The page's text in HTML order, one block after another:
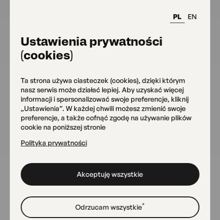
PL EN
Ustawienia prywatności
(cookies)
Ta strona używa ciasteczek (cookies), dzięki którym
nasz serwis może działać lepiej. Aby uzyskać więcej
informacji i spersonalizować swoje preferencje, kliknij
„Ustawienia”. W każdej chwili możesz zmienić swoje
preferencje, a także cofnąć zgodę na używanie plików
cookie na poniższej stronie
Polityka prywatności
Akceptuję wszystkie
Odrzucam wszystkie*
6+
OKO
wtorek 17:00
Zapisz się
MUZYKA
Siedziba główna
OKO
środy
Nauka gry na ukulele i gitarze
środa